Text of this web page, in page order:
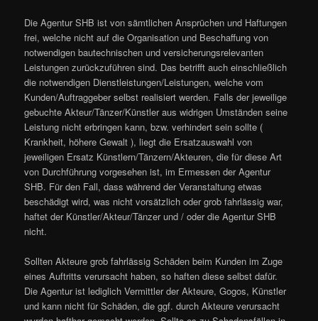
Die Agentur SHB ist von sämtlichen Ansprüchen und Haftungen
frei, welche nicht auf die Organisation und Beschaffung von
notwendigen bautechnischen und versicherungsrelevanten
Leistungen zurückzuführen sind. Das betrifft auch einschließlich
die notwendigen Dienstleistungen/Leistungen, welche vom
Kunden/Auftraggeber selbst realisiert werden. Falls der jeweilige
gebuchte Akteur/Tänzer/Künstler aus widrigen Umständen seine
Leistung nicht erbringen kann, bzw. verhindert sein sollte (
Krankheit, höhere Gewalt ), liegt die Ersatzauswahl von
jeweiligen Ersatz Künstlern/Tänzern/Akteuren, die für diese Art
von Durchführung vorgesehen ist, im Ermessen der Agentur
SHB. Für den Fall, dass während der Veranstaltung etwas
beschädigt wird, was nicht vorsätzlich oder grob fahrlässig war,
haftet der Künstler/Akteur/Tänzer und / oder die Agentur SHB
nicht.
Sollten Akteure grob fahrlässig Schäden beim Kunden im Zuge
eines Auftritts verursacht haben, so haften diese selbst dafür.
Die Agentur ist lediglich Vermittler der Akteure, Gogos, Künstler
und kann nicht für Schäden, die ggf. durch Akteure verursacht